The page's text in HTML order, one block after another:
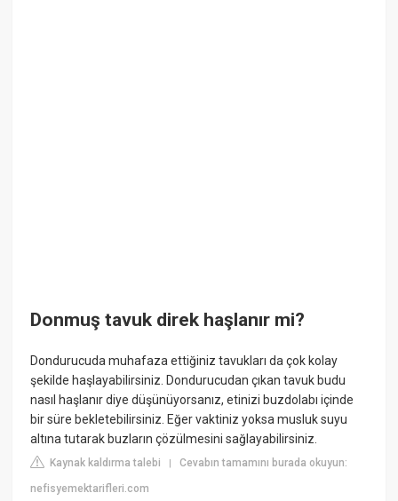
Donmuş tavuk direk haşlanır mi?
Dondurucuda muhafaza ettiğiniz tavukları da çok kolay
şekilde haşlayabilirsiniz. Dondurucudan çıkan tavuk budu
nasıl haşlanır diye düşünüyorsanız, etinizi buzdolabı içinde
bir süre bekletebilirsiniz. Eğer vaktiniz yoksa musluk suyu
altına tutarak buzların çözülmesini sağlayabilirsiniz.
Kaynak kaldırma talebi |Cevabın tamamını burada okuyun:
nefisyemektarifleri.com